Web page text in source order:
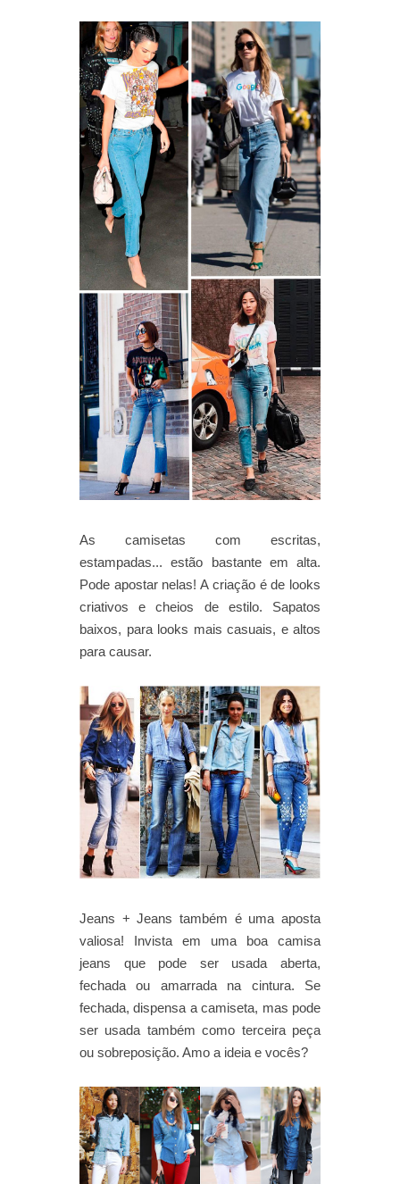
As camisetas com escritas,
estampadas... estão bastante em alta.
Pode apostar nelas! A criação é de looks
criativos e cheios de estilo. Sapatos
baixos, para looks mais casuais, e altos
para causar.
Jeans + Jeans também é uma aposta
valiosa! Invista em uma boa camisa
jeans que pode ser usada aberta,
fechada ou amarrada na cintura. Se
fechada, dispensa a camiseta, mas pode
ser usada também como terceira peça
ou sobreposição. Amo a ideia e vocês?